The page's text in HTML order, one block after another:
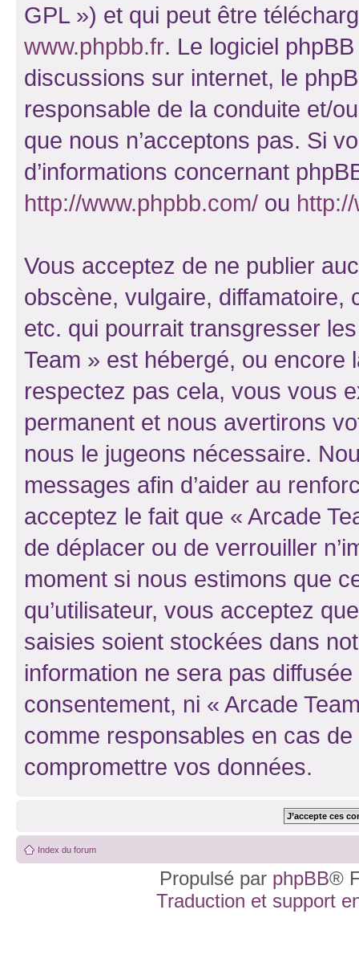
GPL ») et qui peut être
www.phpbb.fr. Le logiciel
discussions sur internet, le
responsable de la conduite et/
que nous n’acceptons pas. Si
d’informations concernant
http://www.phpbb.com/ ou
Vous acceptez de ne publier
obscène, vulgaire, diffamatoire,
etc. qui pourrait transgresser
Team » est hébergé, ou encore
respectez pas cela, vous vous
permanent et nous avertirons
nous le jugeons nécessaire.
messages afin d’aider au
acceptez le fait que « Arcade
de déplacer ou de verrouiller
moment si nous estimons que
qu’utilisateur, vous acceptez
saisies soient stockées dans
information ne sera pas
consentement, ni « Arcade
comme responsables en cas
compromettre vos données.
Index du forum
Propulsé par phpBB®
Traduction et support